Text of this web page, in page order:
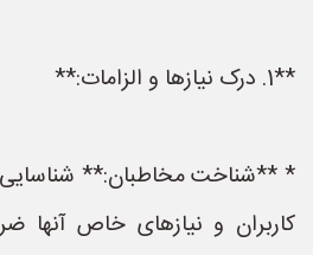
**1. درک نیازها و الزامات:**
* **شناخت مخاطبان:**
کاربران و نیازهای خاص